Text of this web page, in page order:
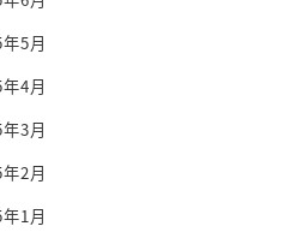
5月
4月
3月
2月
1月